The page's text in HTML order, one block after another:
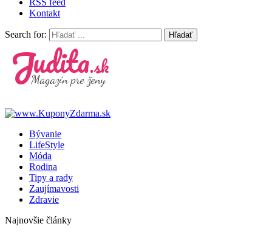
RSS feed
Kontakt
Search for:
Judita.sk
Magazín pre ženy
Bývanie
LifeStyle
Móda
Rodina
Tipy a rady
Zaujímavosti
Zdravie
Najnovšie články